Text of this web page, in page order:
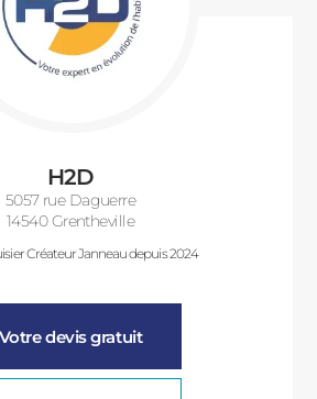
H2D
5057 rue Daguerre
14540 Grentheville
Créateur Janneau depuis 2024
Votre devis gratuit